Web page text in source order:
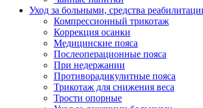
Уход за больными, средства
Компрессионный трикотаж
Коррекция осанки
Медицинские пояса
Послеоперационные пояса
При недержании
Противорадикулитные пояса
Трикотаж для снижения веса
Трости опорные